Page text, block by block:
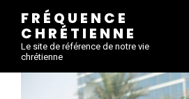
FRÉQUENCE
CHRÉTIENNE
Le site de référence de notre vie
chrétienne